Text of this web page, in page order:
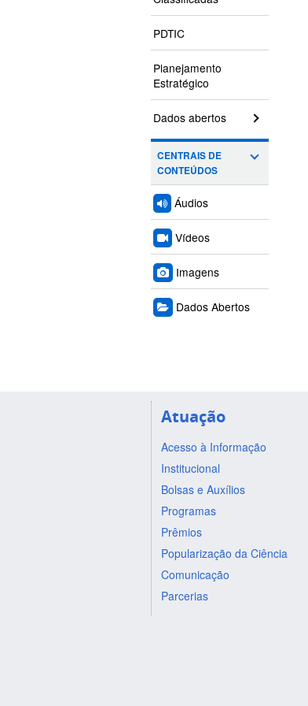
PDTIC
Planejamento
Estratégico
Dados abertos
CENTRAIS DE
CONTEÚDOS
Áudios
Vídeos
Imagens
Dados Abertos
Atuação
Acesso à Informação
Institucional
Bolsas e Auxílios
Programas
Prêmios
Popularização da Ciência
Comunicação
Parcerias